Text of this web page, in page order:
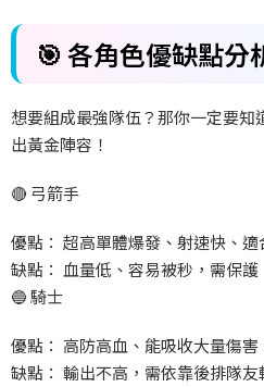
🎯 各角色優缺點分
想要組成最強隊伍？那你一定要知
出黃金陣容！
🔴 弓箭手
優點： 超高單體爆發、射速快、適
缺點： 血量低、容易被秒，需保護
🔵 騎士
優點： 高防高血、能吸收大量傷
缺點： 輸出不高，需依靠後排隊友